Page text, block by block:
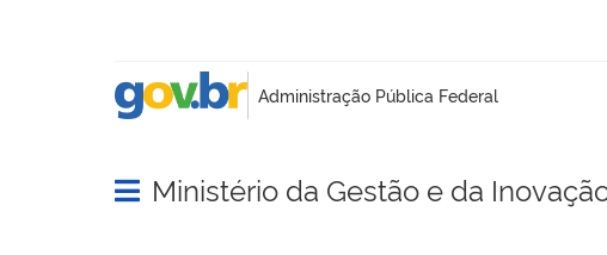
Abrir menu principal de navegação
Ministério da Gestão e da